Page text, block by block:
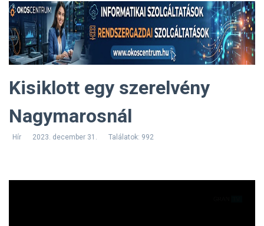
Kisiklott egy szerelvény
Nagymarosnál
Hír 2023. december 31. Találatok: 992